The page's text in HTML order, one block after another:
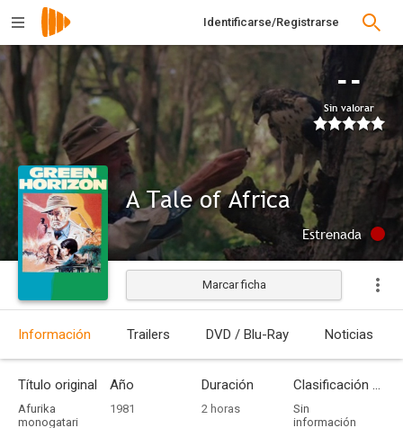
Identificarse/Registrarse
--
Sin valorar
A Tale of Africa
Estrenada
Marcar ficha
Información Trailers DVD / Blu-Ray Noticias
Título original
Afurika
monogatari
Año
1981
Duración
2 horas
Clasificación por edades
Sin
información